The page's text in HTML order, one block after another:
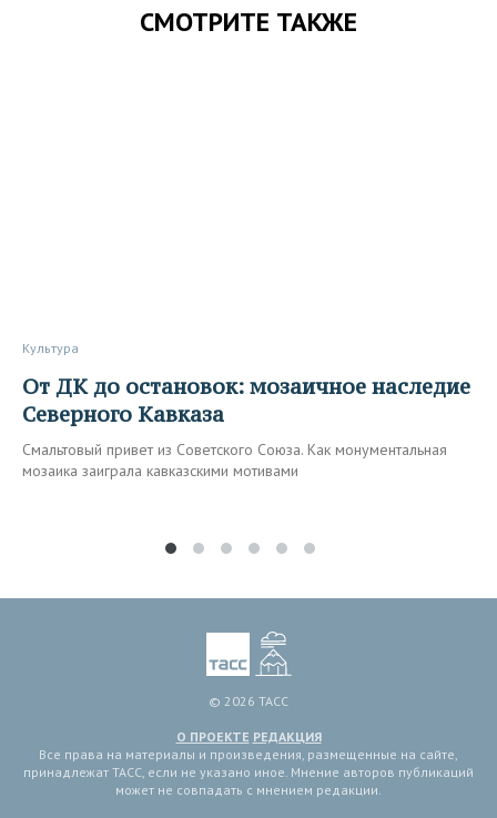
СМОТРИТЕ ТАКЖЕ
Культура
От ДК до остановок: мозаичное наследие
Северного Кавказа
Смальтовый привет из Советского Союза. Как монументальная
мозаика заиграла кавказскими мотивами
© 2026 ТАСС
О ПРОЕКТЕ РЕДАКЦИЯ
Все права на материалы и произведения, размещенные на сайте,
принадлежат ТАСС, если не указано иное. Мнение авторов публикаций
может не совпадать с мнением редакции.